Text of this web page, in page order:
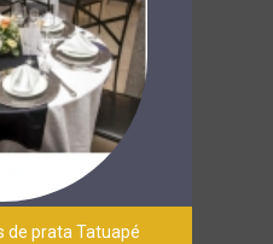
de prata Tatuapé